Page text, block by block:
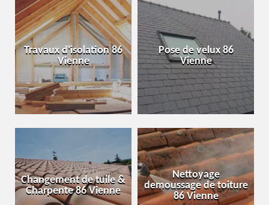
Travaux d'isolation 86
Vienne
Pose de velux 86
Vienne
Changement de tuile &
Charpente 86 Vienne
Nettoyage
demoussage de toiture
86 Vienne